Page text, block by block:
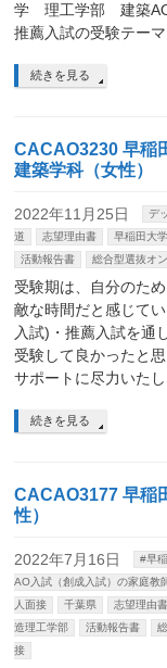
学 理工学部 建築
推薦入試の受験テー
続きを見る
CACAO3230 早稲
建築学科（女性）
2022年11月25日 デ
道
志望理由書 早稲田大学
活動報告書
総合型選抜オ
受験期は、自分のた
敵な時間だと感じて
入試)・推薦入試を通
受験して良かったと
サポートに尽力いた
続きを見る
CACAO3177 早稲
性）
2022年7月16日
#早
AO入試（創成入試）の家庭教
人面接
千葉県 志望理由書
造理工学部
活動報告書
接